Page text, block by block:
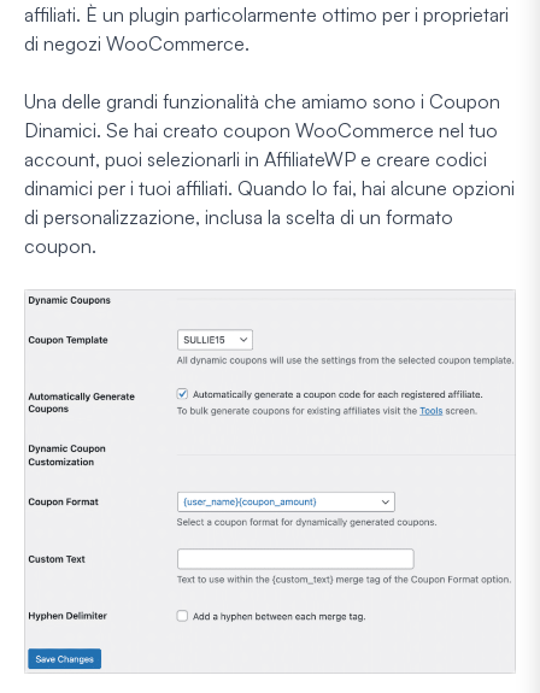
affiliati. È un plugin particolarmente ottimo per i proprietari
di negozi WooCommerce.
Una delle grandi funzionalità che amiamo sono i Coupon
Dinamici. Se hai creato coupon WooCommerce nel tuo
account, puoi selezionarli in AffiliateWP e creare codici
dinamici per i tuoi affiliati. Quando lo fai, hai alcune opzioni
di personalizzazione, inclusa la scelta di un formato
coupon.